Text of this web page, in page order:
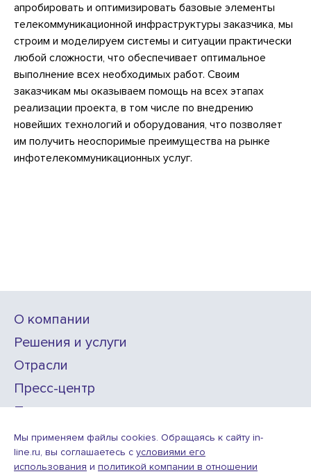
апробировать и оптимизировать базовые элементы
телекоммуникационной инфраструктуры заказчика, мы
строим и моделируем системы и ситуации практически
любой сложности, что обеспечивает оптимальное
выполнение всех необходимых работ. Своим
заказчикам мы оказываем помощь на всех этапах
реализации проекта, в том числе по внедрению
новейших технологий и оборудования, что позволяет
им получить неоспоримые преимущества на рынке
инфотелекоммуникационных услуг.
О компании
Решения и услуги
Отрасли
Пресс-центр
Проекты
Карьера
Мы применяем файлы cookies. Обращаясь к сайту in-
line.ru, вы соглашаетесь с условиями его
использования и политикой компании в отношении